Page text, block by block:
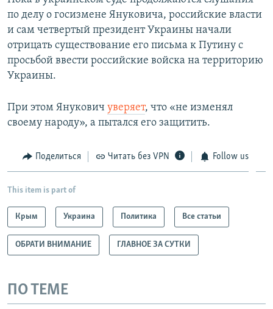
по делу о госизмене Януковича, российские власти
и сам четвертый президент Украины начали
отрицать существование его письма к Путину с
просьбой ввести российские войска на территорию
Украины.
При этом Янукович уверяет, что «не изменял
своему народу», а пытался его защитить.
Поделиться Читать без VPN Follow us
This item is part of
Крым Украина Политика Все статьи
ОБРАТИ ВНИМАНИЕ ГЛАВНОЕ ЗА СУТКИ
ПО ТЕМЕ